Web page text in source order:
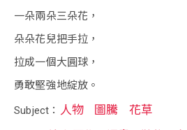
一朵兩朵三朵花，
朵朵花兒把手拉，
拉成一個大圓球，
勇敢堅強地綻放。
Subject： 人物 圖騰 花草